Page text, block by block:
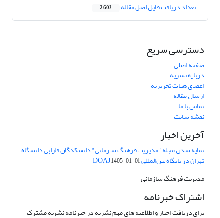
تعداد دریافت فایل اصل مقاله 2,602
دسترسی سریع
صفحه اصلی
درباره نشریه
اعضای هیات تحریریه
ارسال مقاله
تماس با ما
نقشه سایت
آخرین اخبار
نمایه شدن مجله" مدیریت فرهنگ سازمانی" دانشکدگان فارابی دانشگاه
تهران در پایگاه بین‌المللی DOAJ1405-01-01
مدیریت فرهنگ سازمانی
اشتراک خبرنامه
برای دریافت اخبار و اطلاعیه های مهم نشریه در خبرنامه نشریه مشترک